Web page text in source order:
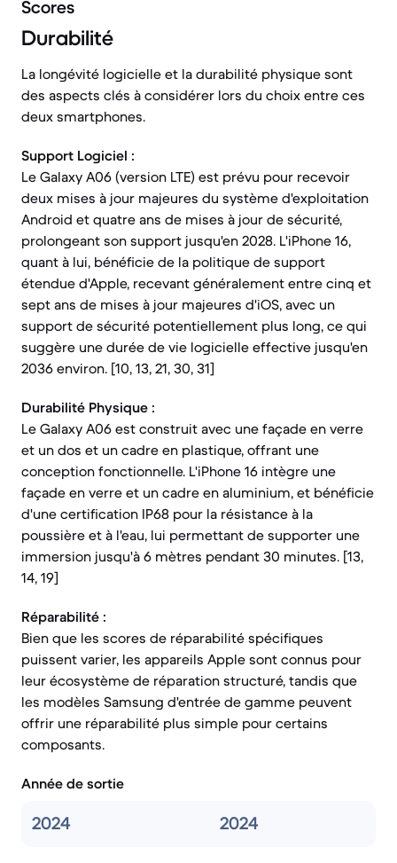
Scores
Durabilité
La longévité logicielle et la durabilité physique sont
des aspects clés à considérer lors du choix entre ces
deux smartphones.
Support Logiciel :
Le Galaxy A06 (version LTE) est prévu pour recevoir
deux mises à jour majeures du système d'exploitation
Android et quatre ans de mises à jour de sécurité,
prolongeant son support jusqu'en 2028. L'iPhone 16,
quant à lui, bénéficie de la politique de support
étendue d'Apple, recevant généralement entre cinq et
sept ans de mises à jour majeures d'iOS, avec un
support de sécurité potentiellement plus long, ce qui
suggère une durée de vie logicielle effective jusqu'en
2036 environ. [10, 13, 21, 30, 31]
Durabilité Physique :
Le Galaxy A06 est construit avec une façade en verre
et un dos et un cadre en plastique, offrant une
conception fonctionnelle. L'iPhone 16 intègre une
façade en verre et un cadre en aluminium, et bénéficie
d'une certification IP68 pour la résistance à la
poussière et à l'eau, lui permettant de supporter une
immersion jusqu'à 6 mètres pendant 30 minutes. [13,
14, 19]
Réparabilité :
Bien que les scores de réparabilité spécifiques
puissent varier, les appareils Apple sont connus pour
leur écosystème de réparation structuré, tandis que
les modèles Samsung d'entrée de gamme peuvent
offrir une réparabilité plus simple pour certains
composants.
Année de sortie
2024 2024